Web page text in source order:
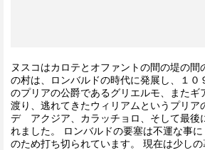
ヌスコはカロテとオファントの間の堤の
の村は、ロンバルドの時代に発展し、１
のプリアの公爵であるグリエルモ、また
渡り、逃れてきたウィリアムというプリ
デ アクジア、カラッチョロ、そして最後
れました。 ロンバルドの要塞は不運な事
のため打ち切られています。 現在は少し